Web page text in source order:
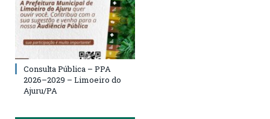
Consulta Pública – PPA
2026–2029 – Limoeiro do
Ajuru/PA